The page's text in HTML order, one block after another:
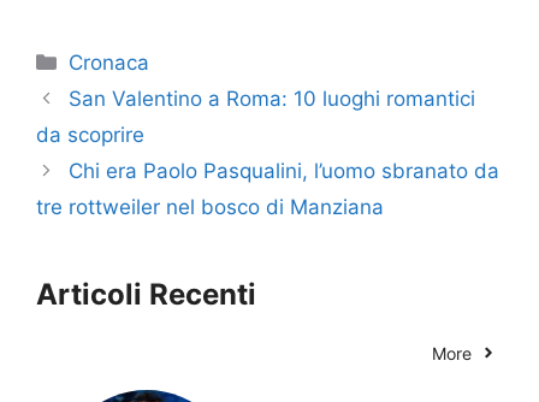
Categorie
Cronaca
San Valentino a Roma: 10 luoghi romantici
da scoprire
Chi era Paolo Pasqualini, l’uomo sbranato da
tre rottweiler nel bosco di Manziana
Articoli Recenti
More